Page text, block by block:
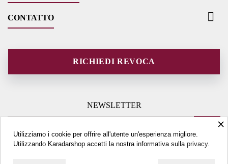
CONTATTO 
RICHIEDI REVOCA
NEWSLETTER
×
Utilizziamo i cookie per offrire all'utente un'esperienza migliore.
Utilizzando Karadarshop accetti la nostra informativa sullaprivacy.